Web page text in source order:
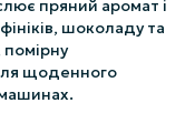
пряний аромат і
шоколаду та
помірну
щоденного